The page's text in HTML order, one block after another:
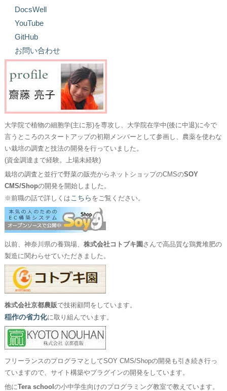
DocsWell
YouTube
GitHub
お問い合わせ
大学院で植物の細胞学(主に形)を専攻し、大学院在学中(後に中退)に今で
言うところのスタートアップの初期メンバーとして参画し、農薬を使わな
い栽培の調査と技法の開発を行っていました。
(資金調達まで経験。上場未経験)
栽培の調査と並行で野菜の販売からネットショップのCMSのSOY
CMS/Shopの開発を開始しました。
※前職の話で詳しくは こちら をご覧ください。
以前、神奈川県の養鶏場、 株式会社コトブキ園 さんで高品質な鶏糞堆肥の
製造に関わらせていただきました。
株式会社京都農販で技術顧問をしています。
稲作の省力化に取り組んでいます。
フリーランスのプログラマとしてSOY CMS/Shopの開発も引き続き行っ
ていますので、サイト構築やプラグインの開発をしています。
他にTera school の小中学生向けのプログラミング教室で教えています。